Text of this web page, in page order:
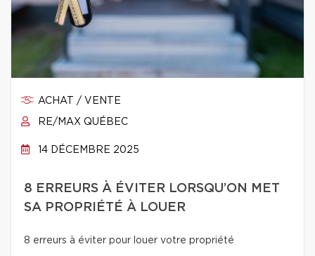
ACHAT / VENTE
RE/MAX QUÉBEC
14 DÉCEMBRE 2025
8 ERREURS À ÉVITER LORSQU’ON MET
SA PROPRIÉTÉ À LOUER
8 erreurs à éviter pour louer votre propriété